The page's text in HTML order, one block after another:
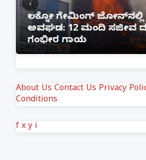
ಲಕ್ನೋ ಗೇಮಿಂಗ್ ಜೋನ್‌ನಲ್ಲಿ
ಅವಘಡ: 12 ಮಂದಿ ಸಜೀವ
ಗಂಭೀರ ಗಾಯ
‹
About Us Contact Us Privacy
Conditions
f x y i